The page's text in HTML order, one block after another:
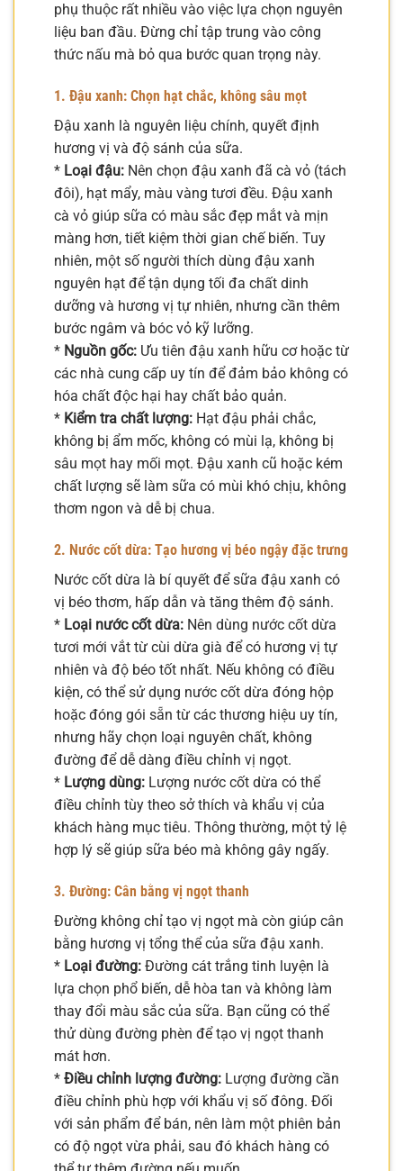
phụ thuộc rất nhiều vào việc lựa chọn nguyên
liệu ban đầu. Đừng chỉ tập trung vào công
thức nấu mà bỏ qua bước quan trọng này.
1. Đậu xanh: Chọn hạt chắc, không sâu mọt
Đậu xanh là nguyên liệu chính, quyết định
hương vị và độ sánh của sữa.
* Loại đậu: Nên chọn đậu xanh đã cà vỏ (tách
đôi), hạt mẩy, màu vàng tươi đều. Đậu xanh
cà vỏ giúp sữa có màu sắc đẹp mắt và mịn
màng hơn, tiết kiệm thời gian chế biến. Tuy
nhiên, một số người thích dùng đậu xanh
nguyên hạt để tận dụng tối đa chất dinh
dưỡng và hương vị tự nhiên, nhưng cần thêm
bước ngâm và bóc vỏ kỹ lưỡng.
* Nguồn gốc: Ưu tiên đậu xanh hữu cơ hoặc từ
các nhà cung cấp uy tín để đảm bảo không có
hóa chất độc hại hay chất bảo quản.
* Kiểm tra chất lượng: Hạt đậu phải chắc,
không bị ẩm mốc, không có mùi lạ, không bị
sâu mọt hay mối mọt. Đậu xanh cũ hoặc kém
chất lượng sẽ làm sữa có mùi khó chịu, không
thơm ngon và dễ bị chua.
2. Nước cốt dừa: Tạo hương vị béo ngậy đặc trưng
Nước cốt dừa là bí quyết để sữa đậu xanh có
vị béo thơm, hấp dẫn và tăng thêm độ sánh.
* Loại nước cốt dừa: Nên dùng nước cốt dừa
tươi mới vắt từ cùi dừa già để có hương vị tự
nhiên và độ béo tốt nhất. Nếu không có điều
kiện, có thể sử dụng nước cốt dừa đóng hộp
hoặc đóng gói sẵn từ các thương hiệu uy tín,
nhưng hãy chọn loại nguyên chất, không
đường để dễ dàng điều chỉnh vị ngọt.
* Lượng dùng: Lượng nước cốt dừa có thể
điều chỉnh tùy theo sở thích và khẩu vị của
khách hàng mục tiêu. Thông thường, một tỷ lệ
hợp lý sẽ giúp sữa béo mà không gây ngấy.
3. Đường: Cân bằng vị ngọt thanh
Đường không chỉ tạo vị ngọt mà còn giúp cân
bằng hương vị tổng thể của sữa đậu xanh.
* Loại đường: Đường cát trắng tinh luyện là
lựa chọn phổ biến, dễ hòa tan và không làm
thay đổi màu sắc của sữa. Bạn cũng có thể
thử dùng đường phèn để tạo vị ngọt thanh
mát hơn.
* Điều chỉnh lượng đường: Lượng đường cần
điều chỉnh phù hợp với khẩu vị số đông. Đối
với sản phẩm để bán, nên làm một phiên bản
có độ ngọt vừa phải, sau đó khách hàng có